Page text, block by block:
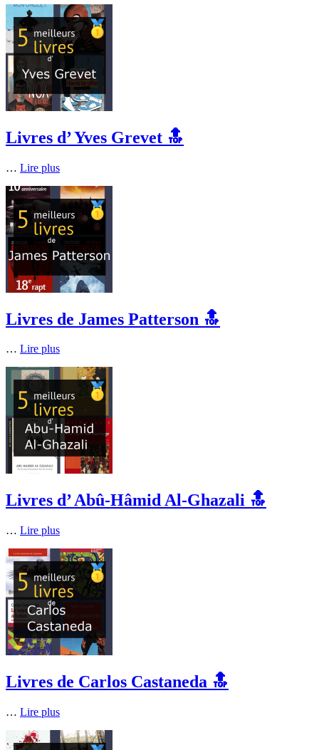
Livres d’ Yves Grevet 🔝
… Lire plus
Livres de James Patterson 🔝
… Lire plus
Livres d’ Abû-Hâmid Al-Ghazali 🔝
… Lire plus
Livres de Carlos Castaneda 🔝
… Lire plus